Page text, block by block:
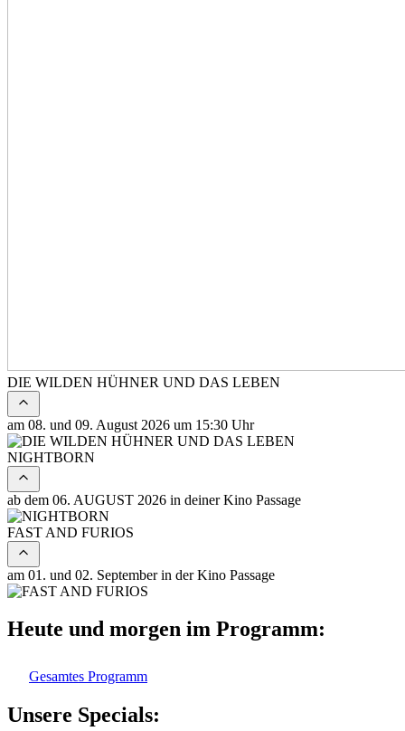
DIE WILDEN HÜHNER UND DAS LEBEN
am 08. und 09. August 2026 um 15:30 Uhr
NIGHTBORN
ab dem 06. AUGUST 2026 in deiner Kino Passage
FAST AND FURIOS
am 01. und 02. September in der Kino Passage
Heute und morgen im Programm:
Gesamtes Programm
Unsere Specials: